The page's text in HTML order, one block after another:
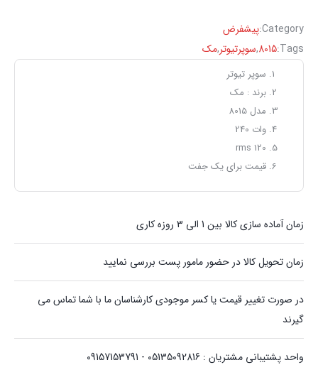
Category:پیشفرض
Tags:
8015
,سوپرتیوتر,مک
سوپر تیوتر
برند : مک
مدل 8015
وات 240
120 rms
قیمت برای یک جفت
زمان آماده سازی کالا بین 1 الی 3 روزه کاری
زمان تحویل کالا در حضور مامور پست بررسی نمایید
در صورت تغییر قیمت یا کسر موجودی کارشناسان ما با شما تماس می
گیرند
واحد پشتیبانی مشتریان : 05135092816 - 09157153791